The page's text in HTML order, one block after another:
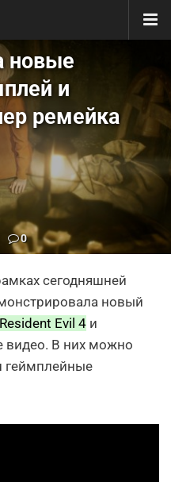
новые
и
ремейка
0
сегодняшней
новый
Resident Evil 4 и
видео. В них можно
геймплейные